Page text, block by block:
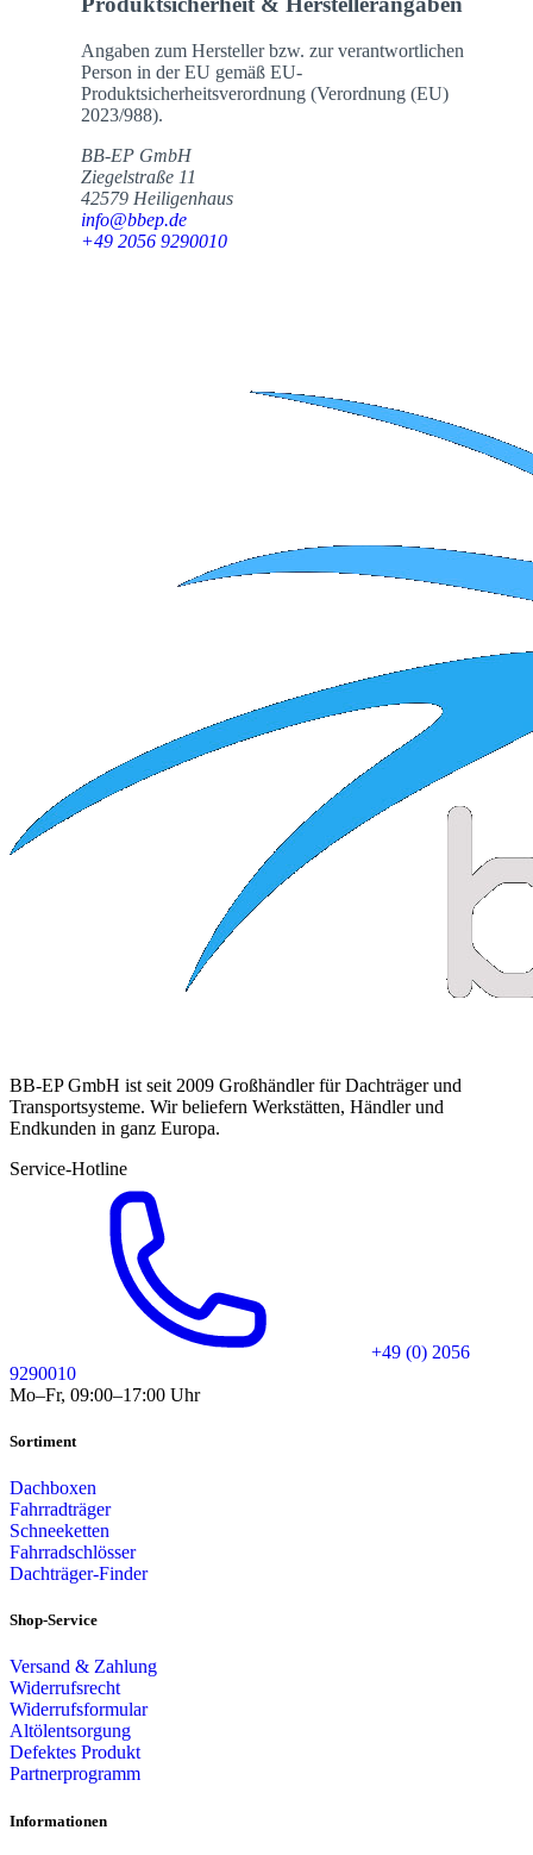
Angaben zum Hersteller bzw. zur verantwortlichen
Person in der EU gemäß EU-
Produktsicherheitsverordnung (Verordnung (EU)
2023/988).
BB-EP GmbH
Ziegelstraße 11
42579 Heiligenhaus
info@bbep.de
+49 2056 9290010
BB-EP GmbH ist seit 2009 Großhändler für Dachträger und
Transportsysteme. Wir beliefern Werkstätten, Händler und
Endkunden in ganz Europa.
Service-Hotline
+49 (0) 2056
9290010
Mo–Fr, 09:00–17:00 Uhr
Sortiment
Dachboxen
Fahrradträger
Schneeketten
Fahrradschlösser
Dachträger-Finder
Shop-Service
Versand & Zahlung
Widerrufsrecht
Widerrufsformular
Altölentsorgung
Defektes Produkt
Partnerprogramm
Informationen